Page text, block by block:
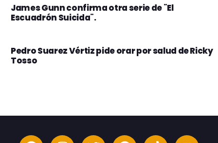
James Gunn confirma otra serie de ¨El
Escuadrón Suicida¨.
Pedro Suarez Vértiz pide orar por salud de Ricky
Tosso